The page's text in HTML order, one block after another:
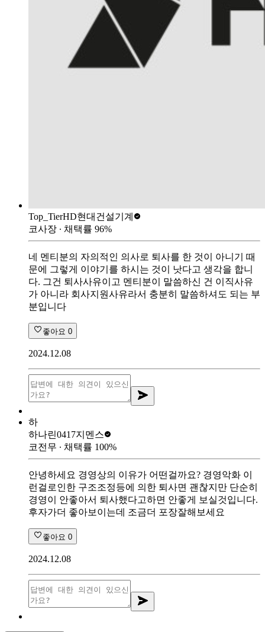
Top_TierHD현대건설기계
코사장 ∙ 채택률 96%
네 멘티분의 자의적인 의사로 퇴사를 한 것이 아니기 때
문에 그렇게 이야기를 하시는 것이 낫다고 생각을 합니
다. 그건 퇴사사유이고 멘티분이 말씀하신 건 이직사유
가 아니라 회사지원사유라서 충분히 말씀하셔도 되는 부
분입니다
좋아요 0
2024.12.08
하
하나린0417지멘스
코전무 ∙ 채택률 100%
안녕하세요 경영상의 이유가 어떤걸까요? 경영악화 이
런걸로인한 구조조정등에 의한 퇴사면 괜찮지만 단순히
경영이 안좋아서 퇴사했다고하면 안좋게 보실것입니다.
후자가더 좋아보이는데 조금더 포장잘해보세요
좋아요 0
2024.12.08